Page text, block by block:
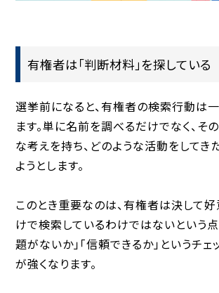
有権者は「判断材料」を探している
選挙前になると、有権者の検索行動は
ます。単に名前を調べるだけでなく、そ
な考えを持ち、どのような活動をしてき
ようとします。
このとき重要なのは、有権者は決して
けで検索しているわけではないという点
題がないか」「信頼できるか」というチ
が強くなります。